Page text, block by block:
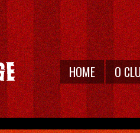
HOME O